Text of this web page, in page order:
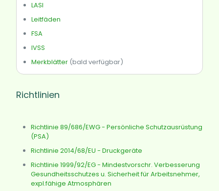
LASI
Leitfäden
FSA
IVSS
Merkblätter (bald verfügbar)
Richtlinien
Richtlinie 89/686/EWG - Persönliche Schutzausrüstung
(PSA)
Richtlinie 2014/68/EU - Druckgeräte
Richtlinie 1999/92/EG - Mindestvorschr. Verbesserung
Gesundheitsschutzes u. Sicherheit für Arbeitsnehmer,
expl.fähige Atmosphären